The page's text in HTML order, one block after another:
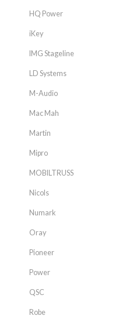
HQ Power
iKey
IMG Stageline
LD Systems
M-Audio
Mac Mah
Martin
Mipro
MOBILTRUSS
Nicols
Numark
Oray
Pioneer
Power
QSC
Robe